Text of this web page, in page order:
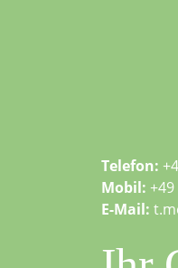
Telefon:
Mobil:
E-Mail: